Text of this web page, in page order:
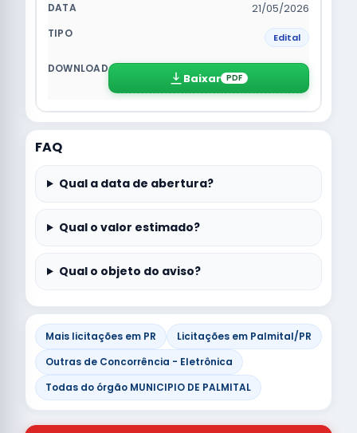
21/05/2026
Edital
Baixar PDF
FAQ
Qual a data de abertura?
Qual o valor estimado?
Qual o objeto do aviso?
Mais licitações em PR
Licitações em Palmital/PR
Outras de Concorrência - Eletrônica
Todas do órgão MUNICIPIO DE PALMITAL